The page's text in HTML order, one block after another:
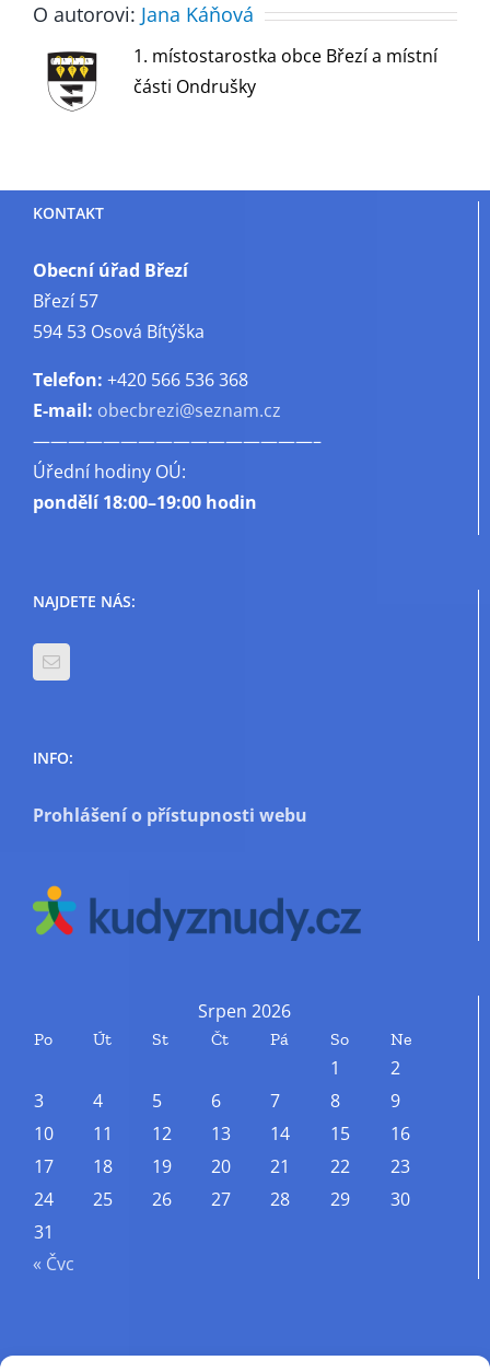
O autorovi: Jana Káňová
1. místostarostka obce Březí a místní
části Ondrušky
KONTAKT
Obecní úřad Březí
Březí 57
594 53 Osová Bítýška
Telefon: +420 566 536 368
E-mail: obecbrezi@seznam.cz
————————————————–
Úřední hodiny OÚ:
pondělí18:00–19:00 hodin
NAJDETE NÁS:
INFO:
Prohlášení o přístupnosti webu
Srpen 2026
Po Út St Čt Pá So Ne
1
2
3
4 5 6 7 8
9
10
11 12 13 14 15
16
17
18 19 20 21 22
23
24
25 26 27 28 29
30
31
« Čvc
Příjmení